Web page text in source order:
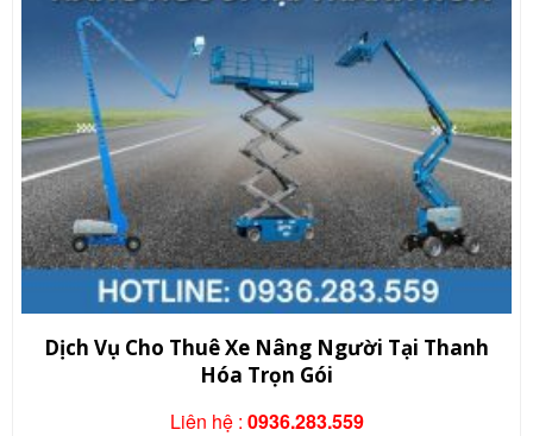
Dịch Vụ Cho Thuê Xe Nâng Người Tại Thanh
Hóa Trọn Gói
Liên hệ : 0936.283.559